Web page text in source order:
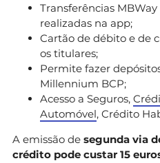
Transferências
realizadas na app;
Cartão de débito e de
os titulares;
Permite fazer
Millennium BCP;
Acesso a Seguros,
Automóvel, Crédito
A emissão de segunda via
crédito pode custar 15